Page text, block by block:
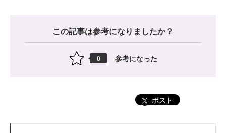
この記事は参考になりましたか？
0 参考になった
ポスト